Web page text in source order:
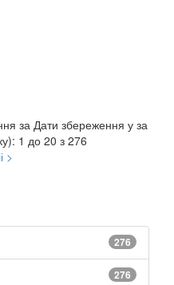
за Дати збереження у за
1 до 20 з 276
>
276
276